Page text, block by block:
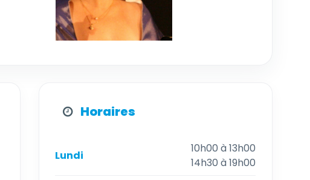
Horaires
Lundi
10h00 à 13h00
14h30 à 19h00